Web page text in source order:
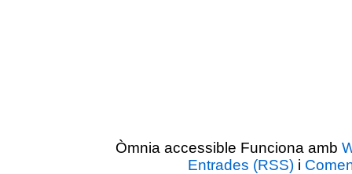
Òmnia accessible Funciona amb
Entrades (RSS) i